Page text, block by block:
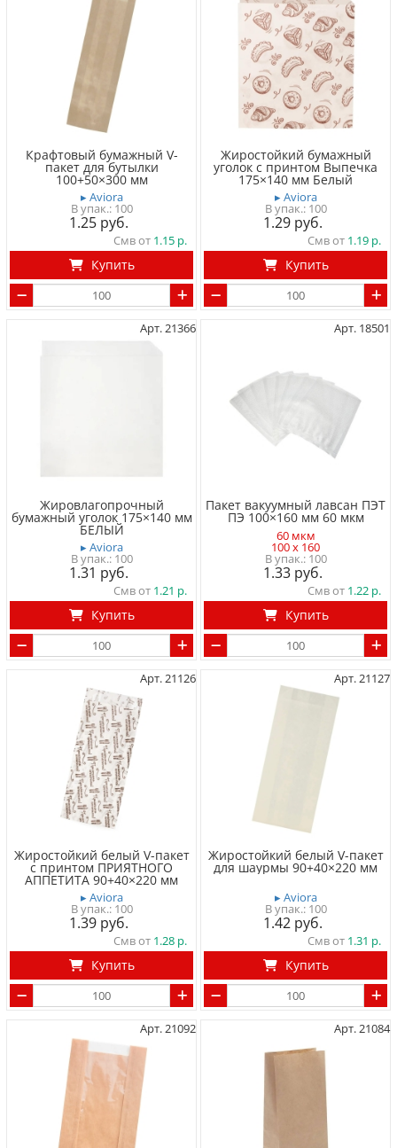
Крафтовый бумажный V-
пакет для бутылки
100+50×300 мм
▸ Aviora
100
1.25
Смв от 1.15
Купить
Жиростойкий бумажный
уголок с принтом Выпечка
175×140 мм Белый
▸ Aviora
100
1.29
Смв от 1.19
Купить
Арт. 21366
Жировлагопрочный
бумажный уголок 175×140 мм
БЕЛЫЙ
▸ Aviora
100
1.31
Смв от 1.21
Купить
Арт. 18501
Пакет вакуумный лавсан ПЭТ
ПЭ 100×160 мм 60 мкм
60 мкм
100 x 160
100
1.33
Смв от 1.22
Купить
Арт. 21126
Жиростойкий белый V-пакет
с принтом ПРИЯТНОГО
АППЕТИТА 90+40×220 мм
▸ Aviora
100
1.39
Смв от 1.28
Купить
Арт. 21127
Жиростойкий белый V-пакет
для шаурмы 90+40×220 мм
▸ Aviora
100
1.42
Смв от 1.31
Купить
Арт. 21092 Арт. 21084